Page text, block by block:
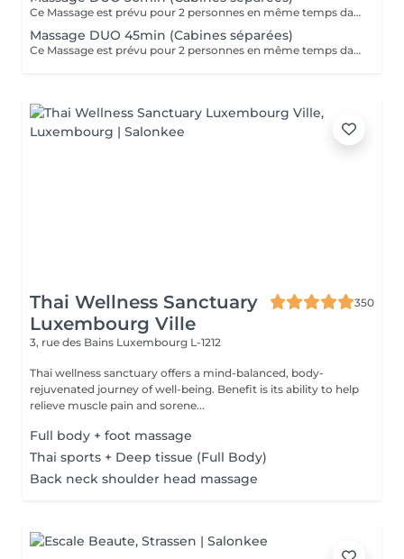
Ce Massage est prévu pour 2 personnes en même temps dans 2 CABINES SÉPARÉES. Les 2 massages seront Sur Mesure, en fonction des envies et des besoins de chacun. -> Pour une cabine Duo voir Limpertsberg, Soleuvre ou Marnach.
Massage DUO 45min (Cabines séparées)
Ce Massage est prévu pour 2 personnes en même temps dans 2 CABINES SÉPARÉES. Les 2 massages seront Sur Mesure, en fonction des envies et des besoins de chacun. -> Pour une cabine Duo voir Limpertsberg, Soleuvre ou Marnach.
Thai Wellness Sanctuary
Luxembourg Ville
350
3, rue des Bains Luxembourg L-1212
Thai wellness sanctuary offers a mind-balanced, body-
rejuvenated journey of well-being. Benefit is its ability to help
relieve muscle pain and sorene...
Full body + foot massage
Thai sports + Deep tissue (Full Body)
Back neck shoulder head massage